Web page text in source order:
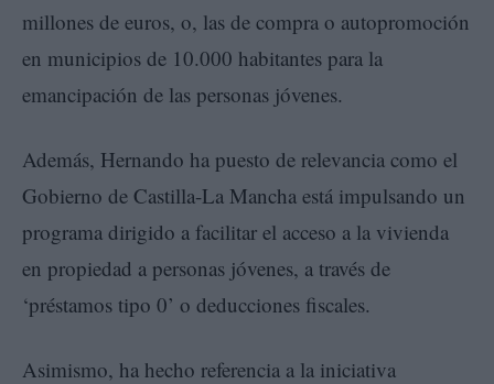
millones de euros, o, las de compra o autopromoción
en municipios de 10.000 habitantes para la
emancipación de las personas jóvenes.
Además, Hernando ha puesto de relevancia como el
Gobierno de Castilla-La Mancha está impulsando un
programa dirigido a facilitar el acceso a la vivienda
en propiedad a personas jóvenes, a través de
‘préstamos tipo 0’ o deducciones fiscales.
Asimismo, ha hecho referencia a la iniciativa